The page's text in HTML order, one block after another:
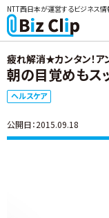
NTT西日本が運営するビジネス情
疲れ解消★カンタン！ア
朝の目覚めもス
ヘルスケア
公開日：2015.09.18